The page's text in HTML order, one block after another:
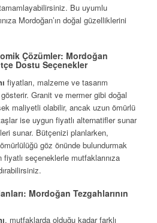
Bu uyumlu
Mordoğan’ın doğal güzelliklerini
Çözümler: Mordoğan
Dostu Seçenekler
fiyatları, malzeme ve tasarım
Granit ve mermer gibi doğal
maliyetli olabilir, ancak uzun ömürlü
ise uygun fiyatlı alternatifler sunar
sunar. Bütçenizi planlarken,
göz önünde bulundurmak
seçeneklerle mutfaklarınıza
Mordoğan Tezgahlarının
, mutfaklarda olduğu kadar farklı